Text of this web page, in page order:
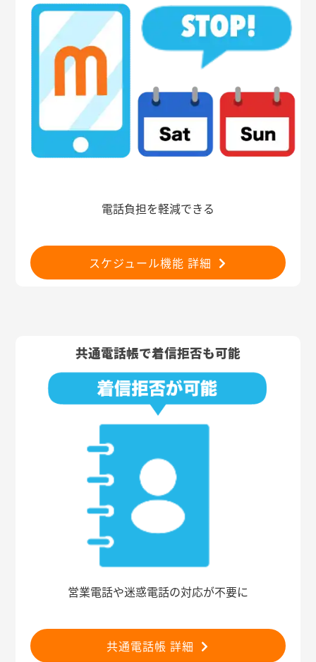
電話負担を軽減できる
スケジュール機能 詳細
共通電話帳で着信拒否も可能
営業電話や迷惑電話の対応が不要に
共通電話帳 詳細